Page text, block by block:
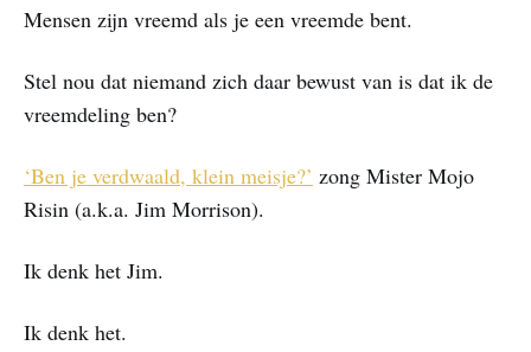
Mensen zijn vreemd als je een vreemde bent.
Stel nou dat niemand zich daar bewust van is dat ik de
vreemdeling ben?
‘Ben je verdwaald, klein meisje?’ zong Mister Mojo
Risin (a.k.a. Jim Morrison).
Ik denk het Jim.
Ik denk het.